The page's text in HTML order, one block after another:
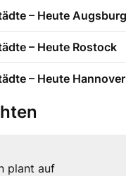
– Heute Augsburg
– Heute Rostock
– Heute Hannover
plant auf